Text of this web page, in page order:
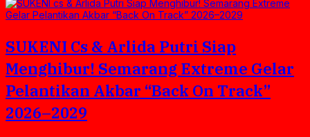
SUKENI Cs & Arlida Putri Siap
Menghibur! Semarang Extreme Gelar
Pelantikan Akbar “Back On Track”
2026–2029